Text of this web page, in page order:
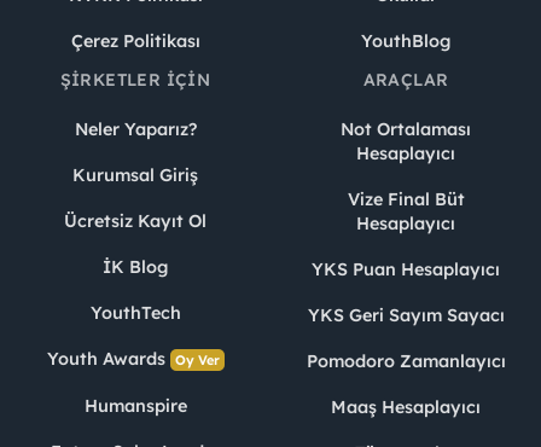
Çerez Politikası
YouthBlog
ŞIRKETLER İÇIN
Neler Yaparız?
Kurumsal Giriş
Ücretsiz Kayıt Ol
İK Blog
YouthTech
Youth Awards Oy Ver
Humanspire
ARAÇLAR
Not Ortalaması
Hesaplayıcı
Vize Final Büt
Hesaplayıcı
YKS Puan Hesaplayıcı
YKS Geri Sayım Sayacı
Pomodoro Zamanlayıcı
Maaş Hesaplayıcı